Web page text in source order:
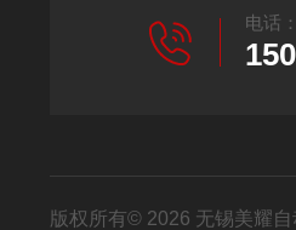
电话
版权所有© 2026 无锡美耀